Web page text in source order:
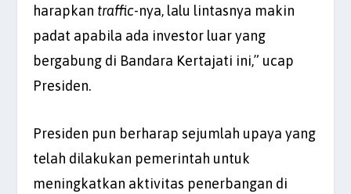
harapkan traffic-nya, lalu lintasnya makin
padat apabila ada investor luar yang
bergabung di Bandara Kertajati ini,” ucap
Presiden.
Presiden pun berharap sejumlah upaya yang
telah dilakukan pemerintah untuk
meningkatkan aktivitas penerbangan di